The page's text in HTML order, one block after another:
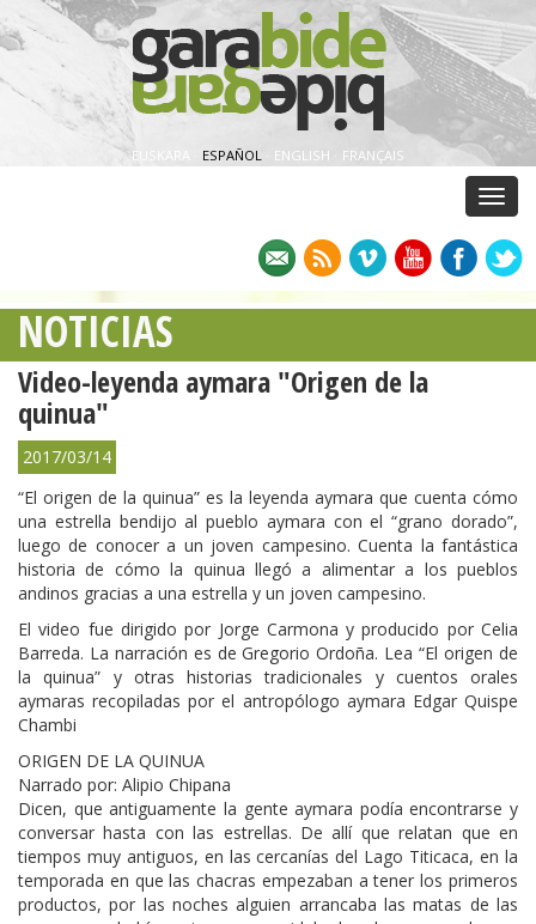
EUSKARA ESPAÑOL · ENGLISH · FRANÇAIS
NOTICIAS
Video-leyenda aymara "Origen de la
quinua"
2017/03/14
“El origen de la quinua” es la leyenda aymara que cuenta cómo
una estrella bendijo al pueblo aymara con el “grano dorado”,
luego de conocer a un joven campesino. Cuenta la fantástica
historia de cómo la quinua llegó a alimentar a los pueblos
andinos gracias a una estrella y un joven campesino.
El video fue dirigido por Jorge Carmona y producido por Celia
Barreda. La narración es de Gregorio Ordoña. Lea “El origen de
la quinua” y otras historias tradicionales y cuentos orales
aymaras recopiladas por el antropólogo aymara Edgar Quispe
Chambi
ORIGEN DE LA QUINUA
Narrado por: Alipio Chipana
Dicen, que antiguamente la gente aymara podía encontrarse y
conversar hasta con las estrellas. De allí que relatan que en
tiempos muy antiguos, en las cercanías del Lago Titicaca, en la
temporada en que las chacras empezaban a tener los primeros
productos, por las noches alguien arrancaba las matas de las